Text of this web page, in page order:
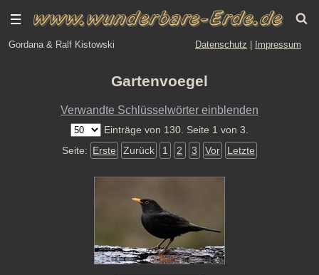
Gordana & Ralf Kistowski Datenschutz Impressum
Gartenvoegel
Verwandte Schlüsselwörter einblenden
Einträge von 130. Seite 1 von 3.
Seite: Erste Zurück 1 2 3 Vor Letzte